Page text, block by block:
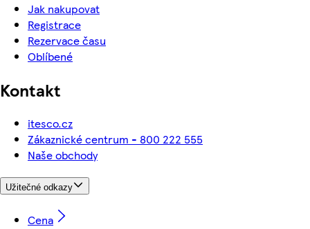
Jak nakupovat
Registrace
Rezervace času
Oblíbené
Kontakt
itesco.cz
Zákaznické centrum - 800 222 555
Naše obchody
Užitečné odkazy
Cena